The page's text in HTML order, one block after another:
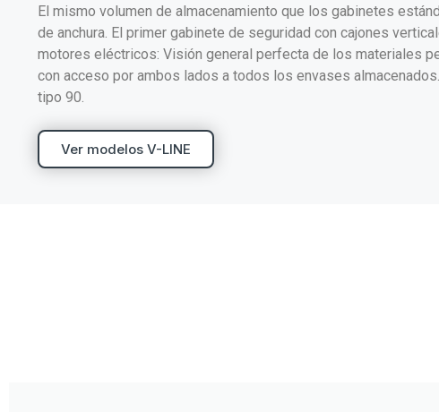
El mismo volumen de almacenamiento que los gabinetes
de anchura. El primer gabinete de seguridad con cajones
motores eléctricos: Visión general perfecta de los materiales
con acceso por ambos lados a todos los envases
tipo 90.
Ver modelos V-LINE